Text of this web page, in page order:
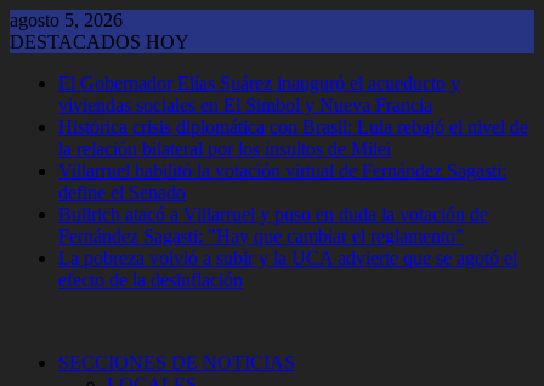
Saltar
al
agosto 5, 2026
DESTACADOS HOY
El Gobernador Elías Suárez inauguró el acueducto y
viviendas sociales en El Simbol y Nueva Francia
Histórica crisis diplomática con Brasil: Lula rebajó el nivel de
la relación bilateral por los insultos de Milei
Villarruel habilitó la votación virtual de Fernández Sagasti:
define el Senado
Bullrich atacó a Villarruel y puso en duda la votación de
Fernández Sagasti: "Hay que cambiar el reglamento"
La pobreza volvió a subir y la UCA advierte que se agotó el
efecto de la desinflación
SECCIONES DE NOTICIAS